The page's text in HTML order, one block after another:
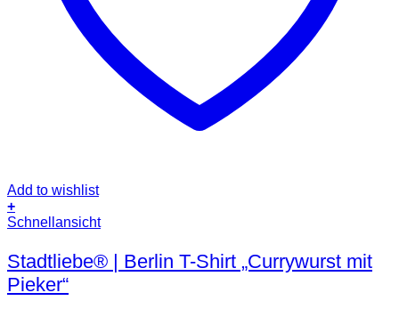
Add to wishlist
+
Dieses
weist
mehrere
Varianten
Schnellansicht
Stadtliebe® | Berlin T-Shirt „Currywurst mit
Pieker“